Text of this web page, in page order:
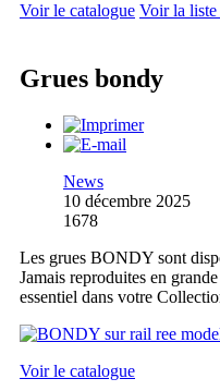
Voir le catalogue Voir la
Grues bondy
News
10 décembre 2025
1678
Les grues BONDY sont
Jamais reproduites en
essentiel dans votre
Voir le catalogue